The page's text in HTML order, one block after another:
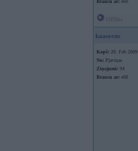
Braucu ar: e60
kaaseens
Kopš: 26. Feb 2009
No: Pļaviņas
Ziņojumi: 94
Braucu ar: e60